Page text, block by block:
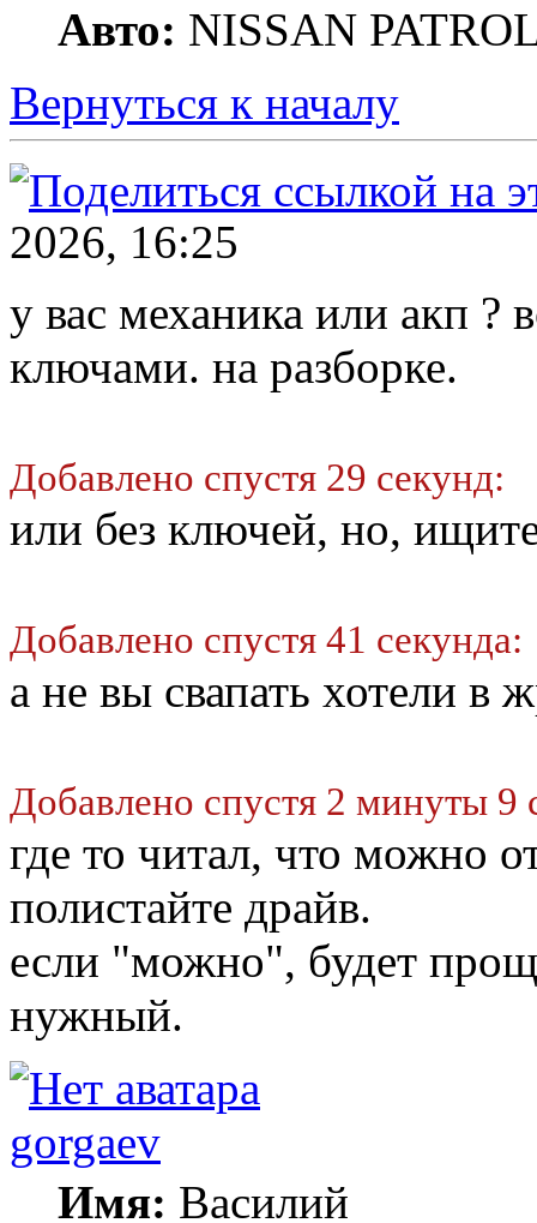
Авто: NISSAN
Вернуться к началу
2026, 16:25
у вас механика или акп ?
ключами. на разборке.
Добавлено спустя 29 секунд:
или без ключей, но,
Добавлено спустя 41 секунда:
а не вы свапать хотели в
Добавлено спустя 2 минуты 9
где то читал, что можно
полистайте драйв.
если "можно", будет
нужный.
gorgaev
Имя: Василий